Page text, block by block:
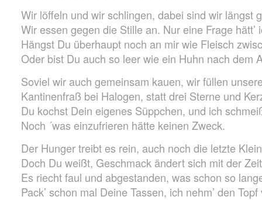
Wir löffeln und wir schlingen, dabei sind wir längst
Wir essen gegen die Stille an. Nur eine Frage hätt’
Hängst Du überhaupt noch an mir wie Fleisch
Oder bist Du auch so leer wie ein Huhn nach dem
Soviel wir auch gemeinsam kauen, wir füllen
Kantinenfraß bei Halogen, statt drei Sterne und
Du kochst Dein eigenes Süppchen, und ich
Noch ´was einzufrieren hätte keinen Zweck.
Der Hunger treibt es rein, auch noch die letzte
Doch Du weißt, Geschmack ändert sich mit der
Es riecht faul und abgestanden, was schon so
Pack’ schon mal Deine Tassen, ich nehm’ den